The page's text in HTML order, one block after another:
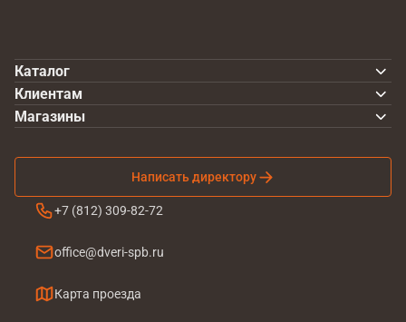
Каталог
Клиентам
Написать директору
+7 (812) 309-82-72
office@dveri-spb.ru
Карта проезда
Магазины